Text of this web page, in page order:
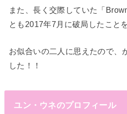
また、長く交際していた「
とも2017年7月に破局したこと
お似合いの二人に思えたので、
した！！
ユン・ウネのプロフィール